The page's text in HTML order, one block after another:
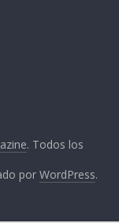
. Todos los
por WordPress.